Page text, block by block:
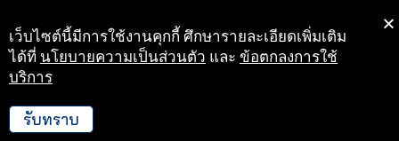
Skip
to
เว็บไซต์นี้มีการใช้งานคุกกี้ ศึกษารายละเอียดเพิ่มเติม
ได้ที่ นโยบายความเป็นส่วนตัว และ ข้อตกลงการใช้
บริการ
รับทราบ